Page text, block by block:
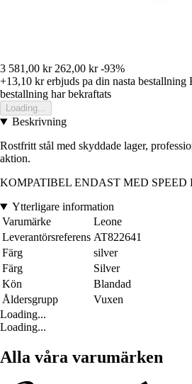
3 581,00 kr 262,00 kr -93%
+13,10 krerbjuds pa din nasta bestallning
bestallning har bekraftats
Loading...
Beskrivning
Rostfritt stål med skyddade lager,
aktion.
KOMPATIBEL ENDAST MED SPEED
Ytterligare information
Varumärke
Leone
Leverantörsreferens AT822641
Färg
silver
Färg
Silver
Kön
Blandad
Åldersgrupp
Vuxen
Loading...
Loading...
Alla våra varumärken